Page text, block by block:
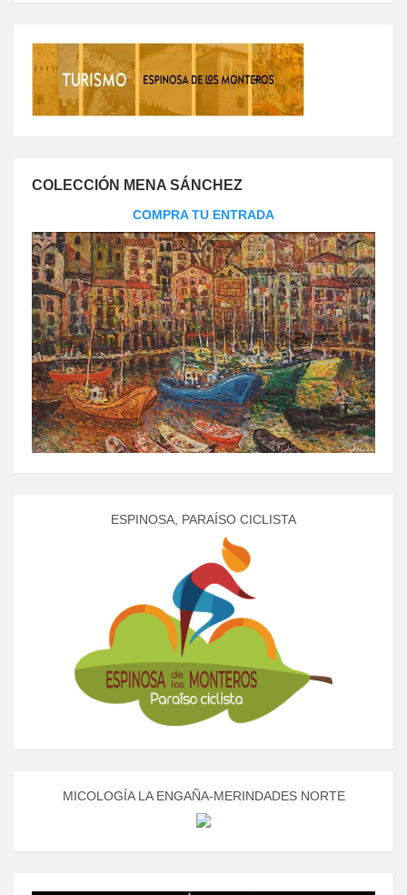
COLECCIÓN MENA SÁNCHEZ
COMPRA TU ENTRADA
ESPINOSA, PARAÍSO CICLISTA
MICOLOGÍA LA ENGAÑA-MERINDADES NORTE